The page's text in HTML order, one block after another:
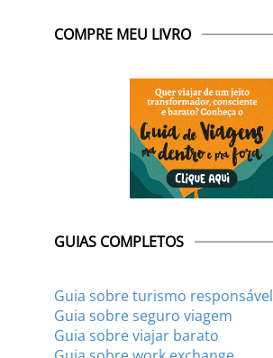
COMPRE MEU LIVRO
GUIAS COMPLETOS
Guia sobre turismo responsável
Guia sobre seguro viagem
Guia sobre viajar barato